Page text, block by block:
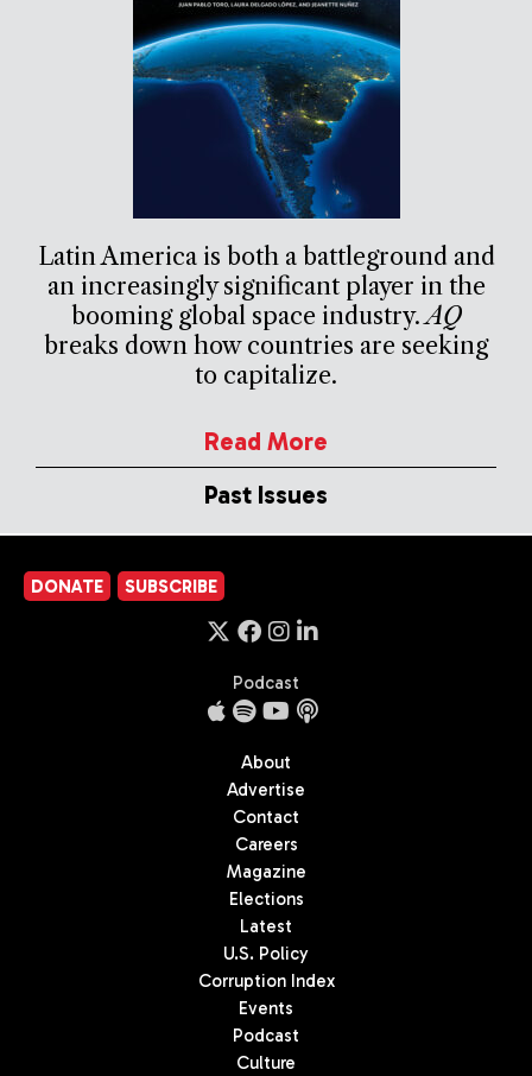
Latin America is both a battleground and
an increasingly significant player in the
booming global space industry.AQ
breaks down how countries are seeking
to capitalize.
Read More
Past Issues
DONATE SUBSCRIBE
Podcast
About
Advertise
Contact
Careers
Magazine
Elections
Latest
U.S. Policy
Corruption Index
Events
Podcast
Culture